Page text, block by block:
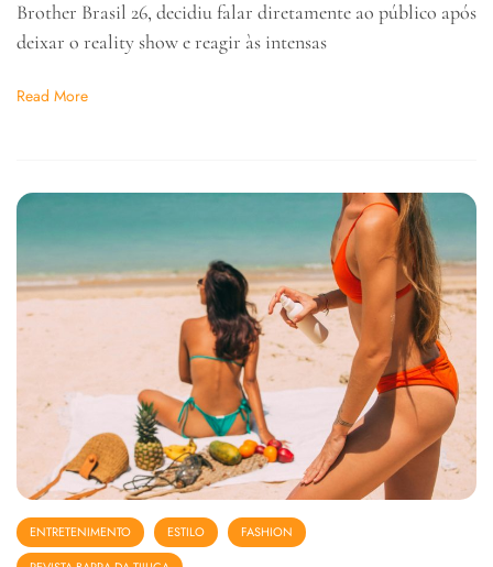
Brother Brasil 26, decidiu falar diretamente ao público após
deixar o reality show e reagir às intensas
Read More
ENTRETENIMENTO ESTILO
FASHION